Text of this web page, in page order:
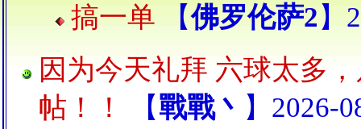
搞一单 【佛罗伦萨2 】
因为今天礼拜 六球太多
帖！！
【戰戰丶 】2026-